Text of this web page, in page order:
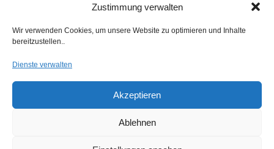
Zustimmung verwalten
Wir verwenden Cookies, um unsere Website zu optimieren und Inhalte
bereitzustellen..
Dienste verwalten
Akzeptieren
Ablehnen